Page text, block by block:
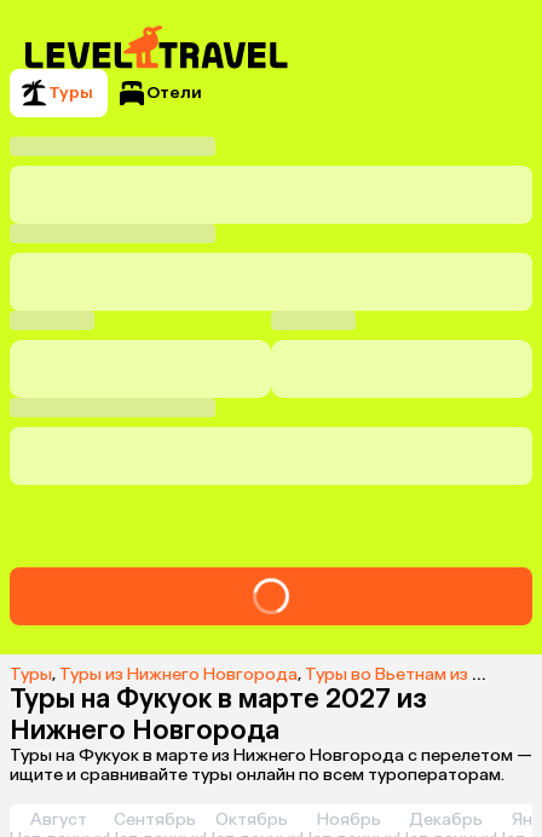
Туры Отели
Туры, Туры из Нижнего Новгорода, Туры во Вьетнам из Нижнего Новгорода
Туры на Фукуок в марте 2027 из
Нижнего Новгорода
Туры на Фукуок в марте из Нижнего Новгорода с перелетом —
ищите и сравнивайте туры онлайн по всем туроператорам.
Август
Сентябрь
Октябрь
Ноябрь
Декабрь